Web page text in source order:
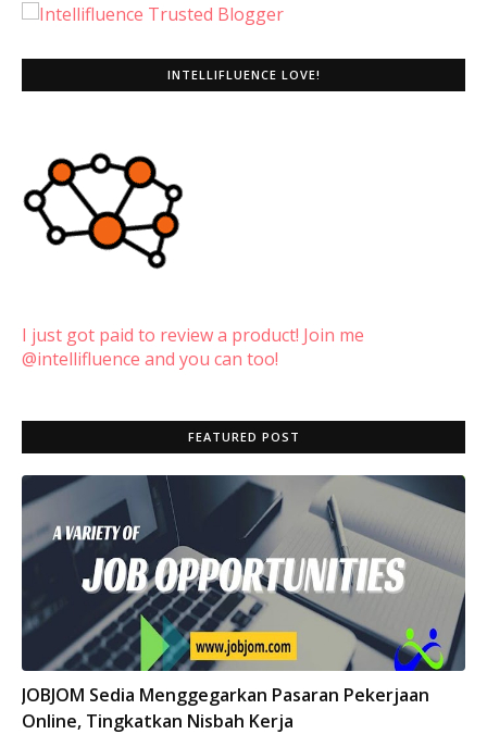
INTELLIFLUENCE LOVE!
I just got paid to review a product! Join me
@intellifluence and you can too!
FEATURED POST
JOBJOM Sedia Menggegarkan Pasaran Pekerjaan
Online, Tingkatkan Nisbah Kerja